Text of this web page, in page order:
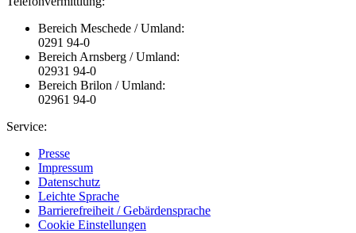
Bereich Meschede / Umland:
0291 94-0
Bereich Arnsberg / Umland:
02931 94-0
Bereich Brilon / Umland:
02961 94-0
Service:
Presse
Impressum
Datenschutz
Leichte Sprache
Barrierefreiheit / Gebärdensprache
Cookie Einstellungen